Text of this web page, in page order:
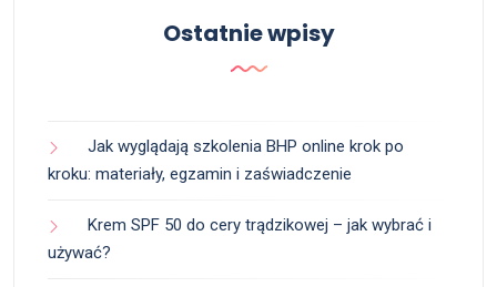
Ostatnie wpisy
Jak wyglądają szkolenia BHP online krok po
kroku: materiały, egzamin i zaświadczenie
Krem SPF 50 do cery trądzikowej – jak wybrać i
używać?